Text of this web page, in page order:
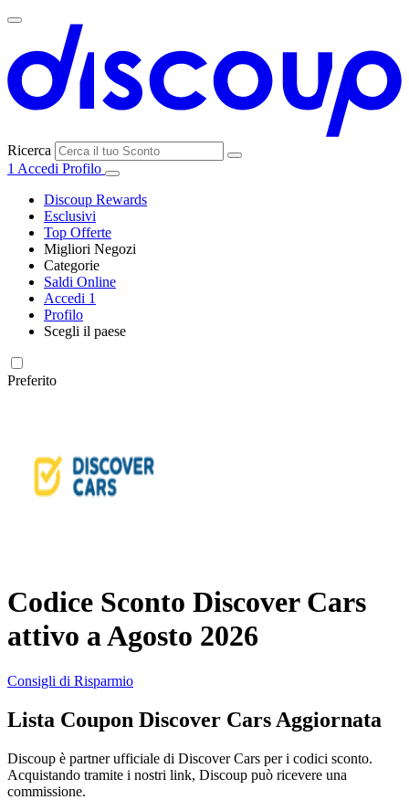
Ricerca
1 Accedi Profilo
Discoup Rewards
Esclusivi
Top Offerte
Migliori Negozi
SHEIN
eBay
YOOX
ITA Airways
Categorie
Elettronica e
e Accessori
Vacanze e
Hotel
Cosmetici e
Saldi Online
Accedi 1
Profilo
Scegli il paese
Preferito
Codice Sconto Discover Cars
attivo a Agosto 2026
Consigli di Risparmio
Lista Coupon Discover Cars Aggiornata
Discoup è partner ufficiale di Discover Cars per i codici sconto.
Acquistando tramite i nostri link, Discoup può ricevere una
commissione.